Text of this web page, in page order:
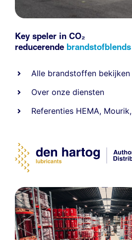
Key speler in CO₂
reducerende brandstofblends
Alle brandstoffen bekijken
Over onze diensten
Referenties HEMA, Mourik,